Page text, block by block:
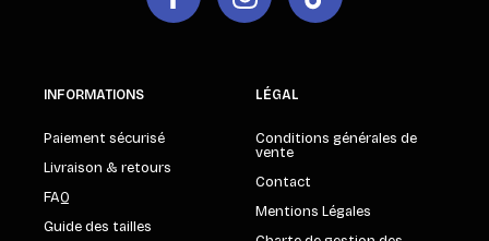
INFORMATIONS
Paiement sécurisé
Livraison & retours
FAQ
Guide des tailles
LÉGAL
Conditions générales de
vente
Contact
Mentions Légales